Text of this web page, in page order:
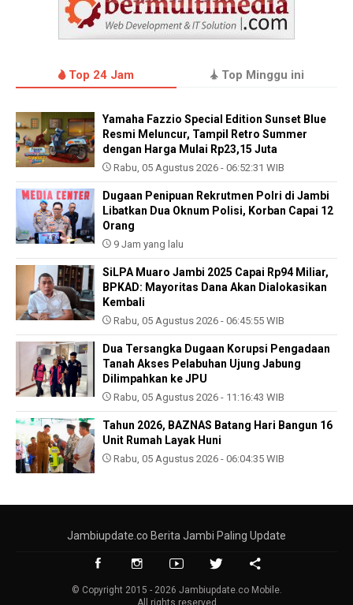
Top 24 Jam Top Minggu ini
Yamaha Fazzio Special Edition Sunset Blue
Resmi Meluncur, Tampil Retro Summer
dengan Harga Mulai Rp23,15 Juta
Rabu, 05 Agustus 2026 - 06:52:31 WIB
Dugaan Penipuan Rekrutmen Polri di Jambi
Libatkan Dua Oknum Polisi, Korban Capai 12
Orang
9 Jam yang lalu
SiLPA Muaro Jambi 2025 Capai Rp94 Miliar,
BPKAD: Mayoritas Dana Akan Dialokasikan
Kembali
Rabu, 05 Agustus 2026 - 06:45:55 WIB
Dua Tersangka Dugaan Korupsi Pengadaan
Tanah Akses Pelabuhan Ujung Jabung
Dilimpahkan ke JPU
Rabu, 05 Agustus 2026 - 11:16:43 WIB
Tahun 2026, BAZNAS Batang Hari Bangun 16
Unit Rumah Layak Huni
Rabu, 05 Agustus 2026 - 06:04:35 WIB
Jambiupdate.co Berita Jambi Paling Update
© Copyright 2015 - 2026 Jambiupdate.co Mobile.